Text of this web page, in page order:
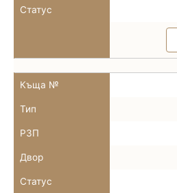
Статус
Къща №
Тип
РЗП
Двор
Статус